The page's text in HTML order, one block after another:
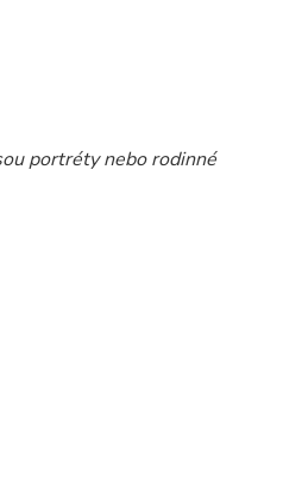
portréty nebo rodinné